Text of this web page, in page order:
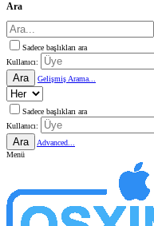
Ara
Sadece başlıkları ara
Kullanıcı:
Ara Gelişmiş Arama...
Sadece başlıkları ara
Kullanıcı:
Ara
Advanced...
Menü